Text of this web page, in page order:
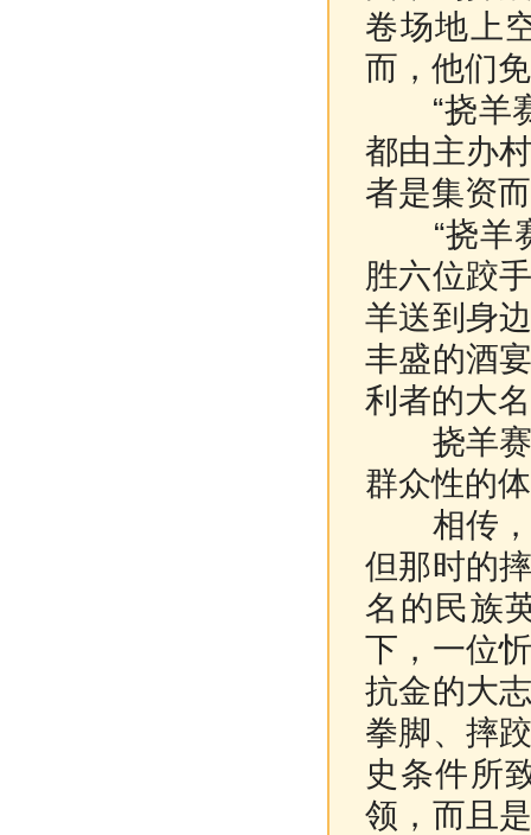
卷场地上
而，他们
“挠羊赛
都由主办
者是集资
“挠羊赛
胜六位跤
羊送到身
丰盛的酒
利者的大
挠羊赛
群众性的
相传，
但那时的
名的民族
下，一位
抗金的大
拳脚、摔
史条件所
领，而且